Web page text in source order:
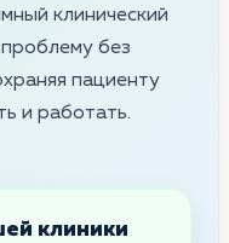
клинический
без
пациенту
и работать.
клиники